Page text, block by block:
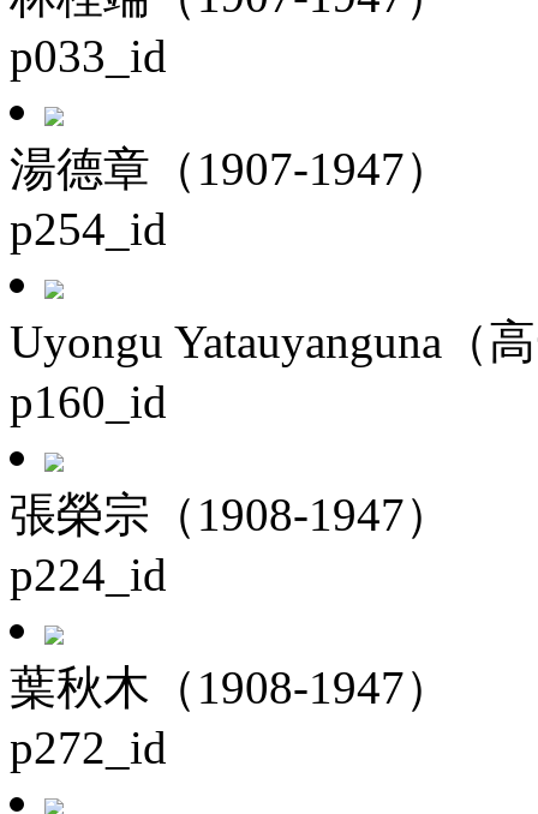
p033_id
湯德章（1907-1947）
p254_id
Uyongu Yatauyanguna（
p160_id
張榮宗（1908-1947）
p224_id
葉秋木（1908-1947）
p272_id